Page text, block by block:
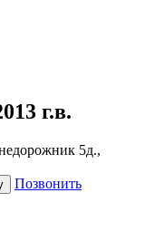
г.в.
5д.,
Позвонить